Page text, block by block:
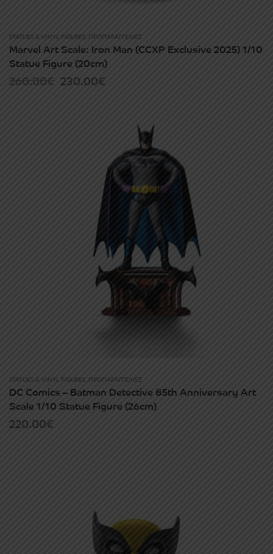
STATUES & VINYL FIGURES ΠΡΟΠΑΡΑΓΓΕΛΊΕΣ
Marvel Art Scale: Iron Man (CCXP Exclusive 2025) 1/10
Statue Figure (20cm)
260.00€ Original
230.00€
230.00€.
STATUES & VINYL FIGURES, ΠΡΟΠΑΡΑΓΓΕΛΊΕΣ
DC Comics – Batman Detective 85th Anniversary Art
Scale 1/10 Statue Figure (26cm)
220.00€